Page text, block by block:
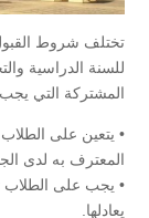
تختلف شروط
للسنة الدراسية
المشتركة التي
• يتعين على
المعترف به لدى
• يجب على الطلاب
يعادلها.